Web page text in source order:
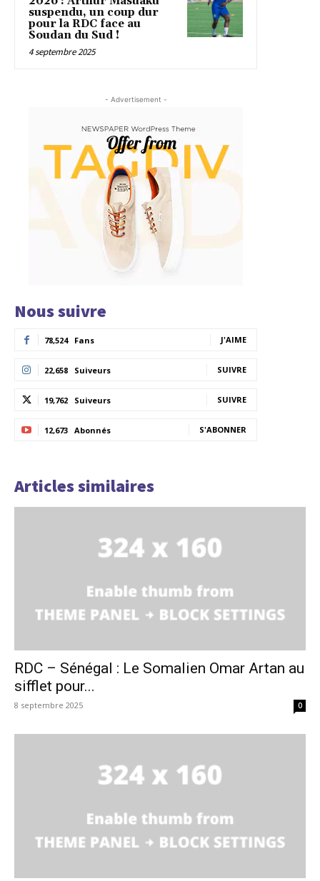
suspendu, un coup dur
pour la RDC face au
Soudan du Sud !
4 septembre 2025
- Advertisement -
Nous suivre
78,524 Fans J'AIME
22,658 Suiveurs SUIVRE
19,762 Suiveurs SUIVRE
12,673 Abonnés S'ABONNER
Articles similaires
RDC – Sénégal : Le Somalien Omar Artan au
sifflet pour...
8 septembre 2025 0